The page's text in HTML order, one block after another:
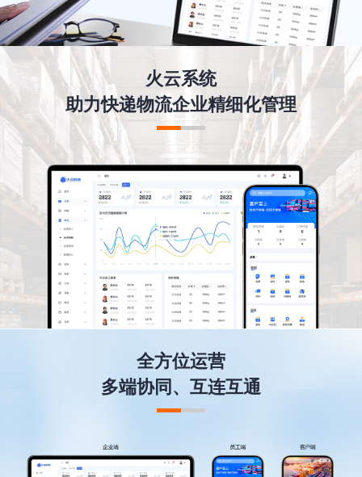
火云系统
助力快递物流企业精细化管理
全方位运营
多端协同、互连互通